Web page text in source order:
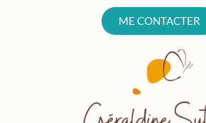
ME CONTACTER